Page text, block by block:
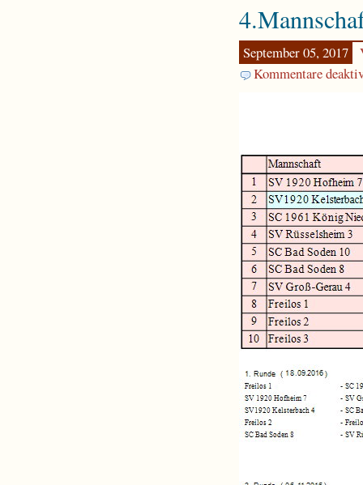
September 05, 2017
Kommentare